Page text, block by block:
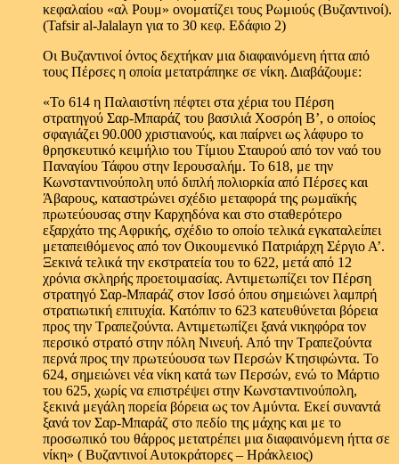
κεφαλαίου «αλ Ρουμ» ονοματίζει τους Ρωμιούς (Βυζαντινοί).
(Tafsir al-Jalalayn για το 30 κεφ. Εδάφιο 2)
Οι Βυζαντινοί όντος δεχτήκαν μια διαφαινόμενη ήττα από
τους Πέρσες η οποία μετατράπηκε σε νίκη. Διαβάζουμε:
«Το 614 η Παλαιστίνη πέφτει στα χέρια του Πέρση
στρατηγού Σαρ-Μπαράζ του βασιλιά Χοσρόη Β’, ο οποίος
σφαγιάζει 90.000 χριστιανούς, και παίρνει ως λάφυρο το
θρησκευτικό κειμήλιο του Τίμιου Σταυρού από τον ναό του
Παναγίου Τάφου στην Ιερουσαλήμ. Το 618, με την
Κωνσταντινούπολη υπό διπλή πολιορκία από Πέρσες και
Άβαρους, καταστρώνει σχέδιο μεταφορά της ρωμαϊκής
πρωτεύουσας στην Καρχηδόνα και στο σταθερότερο
εξαρχάτο της Αφρικής, σχέδιο το οποίο τελικά εγκαταλείπει
μεταπειθόμενος από τον Οικουμενικό Πατριάρχη Σέργιο Α’.
Ξεκινά τελικά την εκστρατεία του το 622, μετά από 12
χρόνια σκληρής προετοιμασίας. Αντιμετωπίζει τον Πέρση
στρατηγό Σαρ-Μπαράζ στον Ισσό όπου σημειώνει λαμπρή
στρατιωτική επιτυχία. Κατόπιν το 623 κατευθύνεται βόρεια
προς την Τραπεζούντα. Αντιμετωπίζει ξανά νικηφόρα τον
περσικό στρατό στην πόλη Νινευή. Από την Τραπεζούντα
περνά προς την πρωτεύουσα των Περσών Κτησιφώντα. Το
624, σημειώνει νέα νίκη κατά των Περσών, ενώ το Μάρτιο
του 625, χωρίς να επιστρέψει στην Κωνσταντινούπολη,
ξεκινά μεγάλη πορεία βόρεια ως τον Αμύντα. Εκεί συναντά
ξανά τον Σαρ-Μπαράζ στο πεδίο της μάχης και με το
προσωπικό του θάρρος μετατρέπει μια διαφαινόμενη ήττα σε
νίκη» ( Βυζαντινοί Αυτοκράτορες – Ηράκλειος)